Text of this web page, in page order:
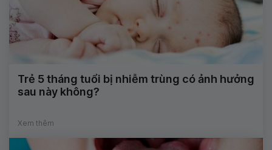
Trẻ 5 tháng tuổi bị nhiễm trùng có ảnh hưởng
sau này không?
Xem thêm